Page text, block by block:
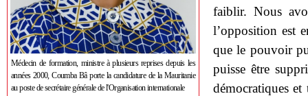
Médecin de formation, ministre à plusieurs reprises depuis les
années 2000, Coumba Bâ porte la candidature de la Mauritanie
au poste de secrétaire générale de l'Organisation internationale
faiblir. Nous
l’opposition est
que le pouvoir
puisse être
démocratiques et